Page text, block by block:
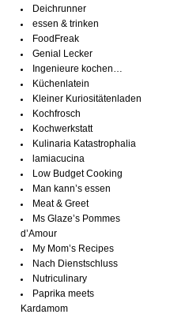
Deichrunner
essen & trinken
FoodFreak
Genial Lecker
Ingenieure kochen…
Küchenlatein
Kleiner Kuriositätenladen
Kochfrosch
Kochwerkstatt
Kulinaria Katastrophalia
lamiacucina
Low Budget Cooking
Man kann’s essen
Meat & Greet
Ms Glaze’s Pommes
d’Amour
My Mom’s Recipes
Nach Dienstschluss
Nutriculinary
Paprika meets
Kardamom